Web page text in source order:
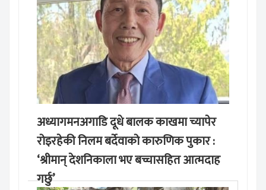
अध्यागमनअगाडि दूधे बालक काखमा च्यापेर
रोइरहेकी निलम बर्देवाको कारुणिक पुकार :
‘श्रीमान् देशनिकाला भए बच्चासहित आत्मदाह
गर्छु’